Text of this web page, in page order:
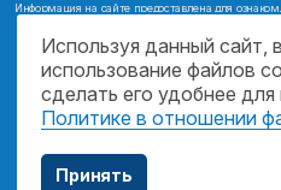
Информация на сайте предоставлена для
Имеются противопоказания,
© 2026. ГОСУДАРСТВЕННОЕ
ОБЛАСТИ "МОСОБЛМЕДСЕРВИС"
ПОДДЕРЖКА САЙТА
Используя данный сайт,
использование файлов
сделать его удобнее
Политике в отношении
Принять